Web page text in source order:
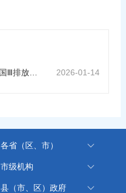
《韶关市人民政府关于划定国Ⅲ排放标准柴油货车禁止通行区域的通告》政策解读 2026-01-14
各省（区、市）
市级机构
县（市、区）政府